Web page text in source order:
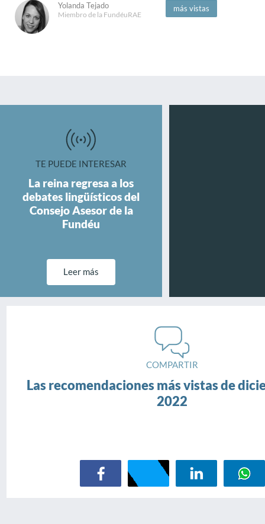
Yolanda Tejado
Miembro de la FundéuRAE
más vistas
TE PUEDE INTERESAR
La reina regresa a los
debates lingüísticos del
Consejo Asesor de la
Fundéu
Leer más
COMPARTIR
Las recomendaciones más vistas de
2022